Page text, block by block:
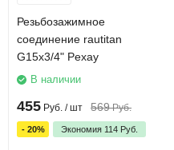
Резьбозажимное
соединение rautitan
G15х3/4" Pexay
В наличии
455 Руб. / шт 569 Руб.
- 20% Экономия 114 Руб.